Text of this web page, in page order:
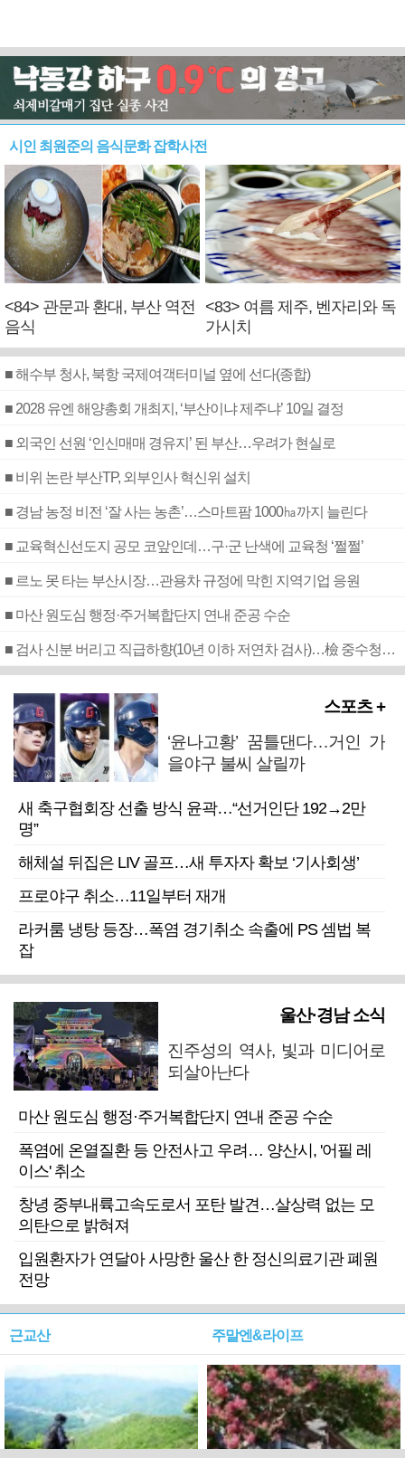
시인 최원준의 음식문화 잡학사전
<84> 관문과 환대, 부산 역전
음식
<83> 여름 제주, 벤자리와 독
가시치
■ 해수부 청사, 북항 국제여객터미널 옆에 선다(종합)
■ 2028 유엔 해양총회 개최지, ‘부산이냐 제주냐’ 10일 결정
■ 외국인 선원 ‘인신매매 경유지’ 된 부산…우려가 현실로
■ 비위 논란 부산TP, 외부인사 혁신위 설치
■ 경남 농정 비전 ‘잘 사는 농촌’…스마트팜 1000㏊까지 늘린다
■ 교육혁신선도지 공모 코앞인데…구·군 난색에 교육청 ‘쩔쩔’
■ 르노 못 타는 부산시장…관용차 규정에 막힌 지역기업 응원
■ 마산 원도심 행정·주거복합단지 연내 준공 수순
■ 검사 신분 버리고 직급하향(10년 이하 저연차 검사)…檢 중수청행 기피
스포츠 +
‘윤나고황’ 꿈틀댄다…거인 가
을야구 불씨 살릴까
새 축구협회장 선출 방식 윤곽…“선거인단 192→2만
명”
해체설 뒤집은 LIV 골프…새 투자자 확보 ‘기사회생’
프로야구 취소…11일부터 재개
라커룸 냉탕 등장…폭염 경기취소 속출에 PS 셈법 복
잡
울산·경남 소식
진주성의 역사, 빛과 미디어로
되살아난다
마산 원도심 행정·주거복합단지 연내 준공 수순
폭염에 온열질환 등 안전사고 우려… 양산시, '어필 레
이스' 취소
창녕 중부내륙고속도로서 포탄 발견…살상력 없는 모
의탄으로 밝혀져
입원환자가 연달아 사망한 울산 한 정신의료기관 폐원
전망
근교산 주말엔&라이프